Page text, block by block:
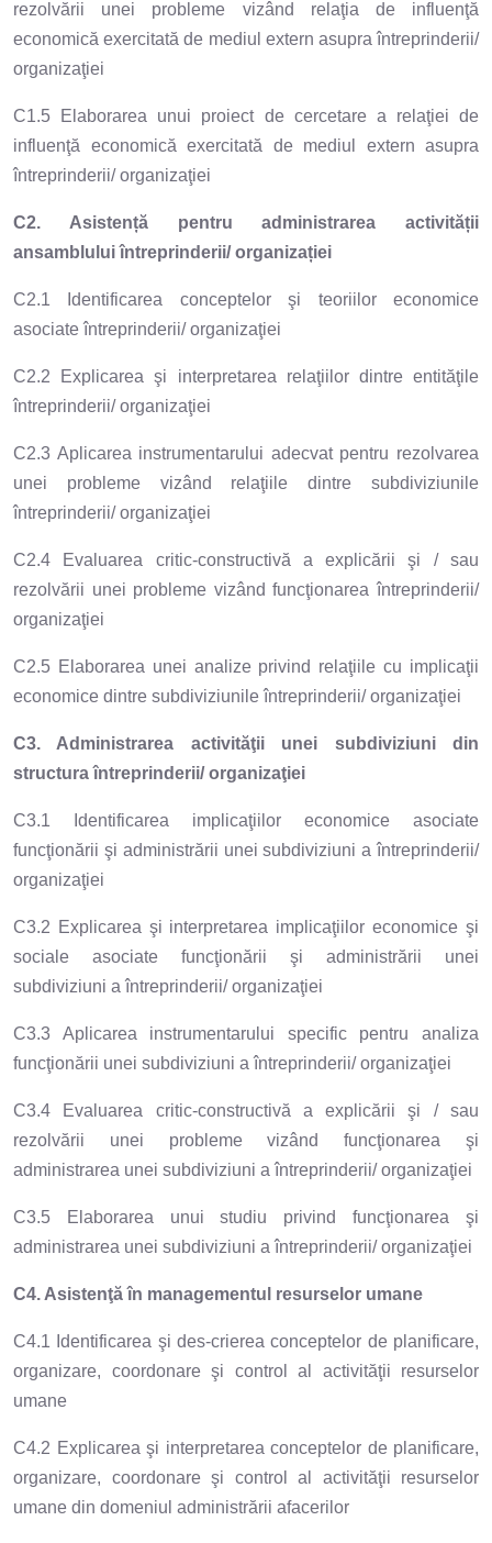
rezolvării unei probleme vizând relaţia de influenţă
economică exercitată de mediul extern asupra întreprinderii/
organizaţiei
C1.5 Elaborarea unui proiect de cercetare a relaţiei de
influenţă economică exercitată de mediul extern asupra
întreprinderii/ organizaţiei
C2. Asistență pentru administrarea activității
ansamblului întreprinderii/ organizației
C2.1 Identificarea conceptelor şi teoriilor economice
asociate întreprinderii/ organizaţiei
C2.2 Explicarea şi interpretarea relaţiilor dintre entităţile
întreprinderii/ organizaţiei
C2.3 Aplicarea instrumentarului adecvat pentru rezolvarea
unei probleme vizând relaţiile dintre subdiviziunile
întreprinderii/ organizaţiei
C2.4 Evaluarea critic-constructivă a explicării şi / sau
rezolvării unei probleme vizând funcţionarea întreprinderii/
organizaţiei
C2.5 Elaborarea unei analize privind relaţiile cu implicaţii
economice dintre subdiviziunile întreprinderii/ organizaţiei
C3. Administrarea activităţii unei subdiviziuni din
structura întreprinderii/ organizaţiei
C3.1 Identificarea implicaţiilor economice asociate
funcţionării şi administrării unei subdiviziuni a întreprinderii/
organizaţiei
C3.2 Explicarea şi interpretarea implicaţiilor economice şi
sociale asociate funcţionării şi administrării unei
subdiviziuni a întreprinderii/ organizaţiei
C3.3 Aplicarea instrumentarului specific pentru analiza
funcţionării unei subdiviziuni a întreprinderii/ organizaţiei
C3.4 Evaluarea critic-constructivă a explicării şi / sau
rezolvării unei probleme vizând funcţionarea şi
administrarea unei subdiviziuni a întreprinderii/ organizaţiei
C3.5 Elaborarea unui studiu privind funcţionarea şi
administrarea unei subdiviziuni a întreprinderii/ organizaţiei
C4. Asistenţă în managementul resurselor umane
C4.1 Identificarea şi des-crierea conceptelor de planificare,
organizare, coordonare şi control al activităţii resurselor
umane
C4.2 Explicarea şi interpretarea conceptelor de planificare,
organizare, coordonare şi control al activităţii resurselor
umane din domeniul administrării afacerilor